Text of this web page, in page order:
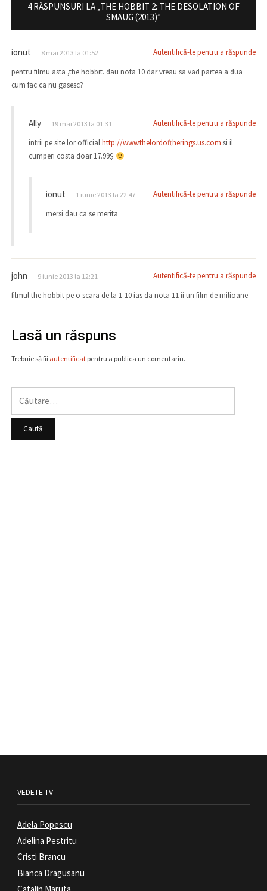
4 RĂSPUNSURI LA „THE HOBBIT 2: THE DESOLATION OF
SMAUG (2013)”
ionut 8 mai 2013 la 01:52
Autentifică-te pentru a răspunde
pentru filmu asta ,the hobbit. dau nota 10 dar vreau sa vad partea a dua
cum fac ca nu gasesc?
Ally 19 mai 2013 la 01:31
Autentifică-te pentru a răspunde
intrii pe site lor officialhttp://www.thelordoftherings.us.com si il
cumperi costa doar 17.99$
ionut 1 iunie 2013 la 22:47
Autentifică-te pentru a răspunde
mersi dau ca se merita
john 9 iunie 2013 la 12:21
Autentifică-te pentru a răspunde
filmul the hobbit pe o scara de la 1-10 ias da nota 11 ii un film de milioane
Lasă un răspuns
Trebuie să fii autentificatpentru a publica un comentariu.
VEDETE TV
Adela Popescu
Adelina Pestritu
Cristi Brancu
Bianca Dragusanu